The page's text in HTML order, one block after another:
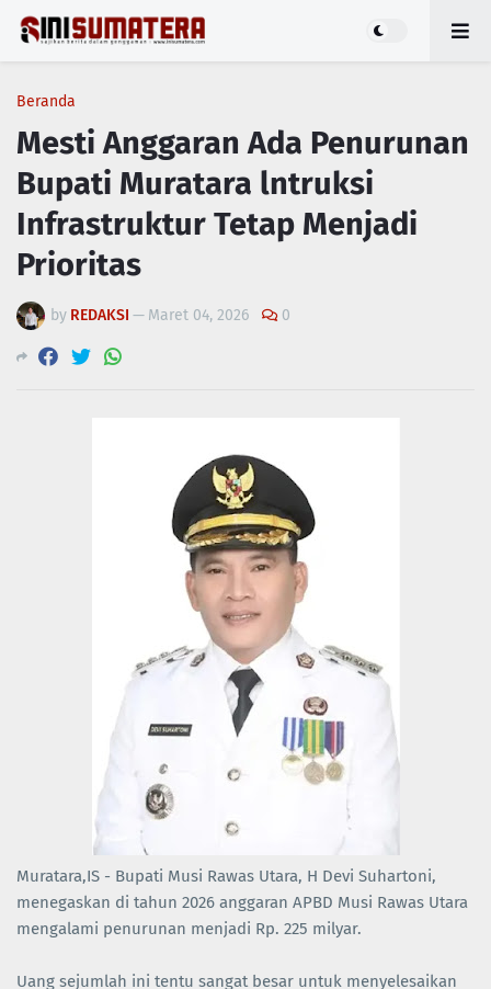
Beranda
Mesti Anggaran Ada Penurunan
Bupati Muratara lntruksi
Infrastruktur Tetap Menjadi
Prioritas
by REDAKSI — Maret 04, 2026 0
Muratara,IS - Bupati Musi Rawas Utara, H Devi Suhartoni,
menegaskan di tahun 2026 anggaran APBD Musi Rawas Utara
mengalami penurunan menjadi Rp. 225 milyar.
Uang sejumlah ini tentu sangat besar untuk menyelesaikan